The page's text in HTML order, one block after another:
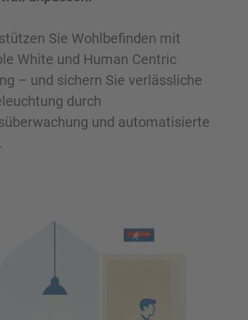
Sie Wohlbefinden mit
White und Human Centric
– und sichern Sie verlässliche
durch
und automatisierte